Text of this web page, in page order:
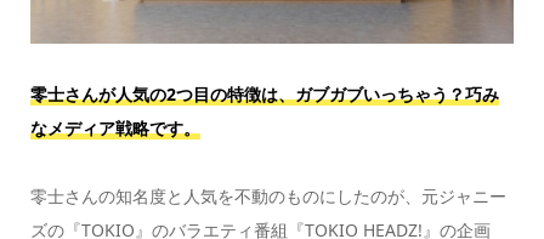
零士さんが人気の2つ目の特徴は、ガブガブいっちゃう？巧み
なメディア戦略です。
零士さんの知名度と人気を不動のものにしたのが、元ジャニー
ズの『TOKIO』のバラエティ番組『TOKIO HEADZ!』の企画